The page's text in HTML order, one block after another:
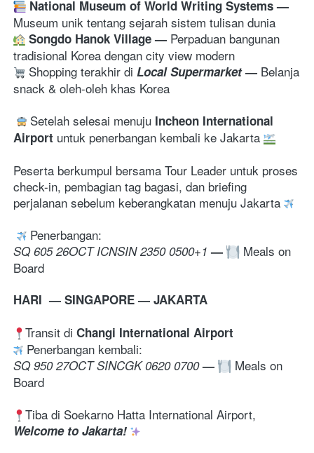
National Museum of World Writing Systems
Museum unik tentang sejarah sistem tulisan dunia
Songdo Hanok Village — Perpaduan bangunan
tradisional Korea dengan city view modern
Shopping terakhir di Local Supermarket — Belanja
snack & oleh-oleh khas Korea
Setelah selesai menuju Incheon International
Airport untuk penerbangan kembali ke Jakarta
Peserta berkumpul bersama Tour Leader untuk proses
check-in, pembagian tag bagasi, dan briefing
perjalanan sebelum keberangkatan menuju Jakarta
Penerbangan:
SQ 605 26OCT ICNSIN 2350 0500+1 —
Meals on
Board
HARI  — SINGAPORE — JAKARTA
Transit di Changi International Airport
Penerbangan kembali:
SQ 950 27OCT SINCGK 0620 0700 —
Meals on
Board
Welcome to Jakarta!